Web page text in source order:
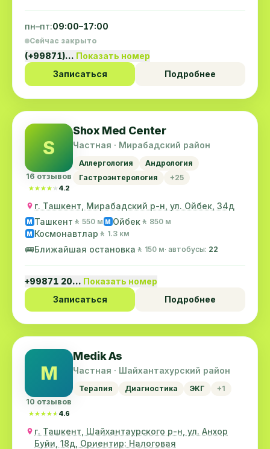
пн–пт:09:00–17:00
Сейчас закрыто
(+99871)… Показать номер
Записаться
Подробнее
S
16 отзывов
★★★★★
★★★★★ 4.2
Shox Med Center
Частная · Мирабадский район
Аллергология
Андрология
Гастроэнтерология
+25
г. Ташкент, Мирабадский р-н, ул. Ойбек, 34д
M Ташкент 🚶 550 м M Ойбек 🚶 850 м
M Космонавтлар 🚶 1.3 км
🚌Ближайшая остановка 🚶 150 м· автобусы: 22
+99871 20… Показать номер
Записаться
Подробнее
M
10 отзывов
★★★★★
★★★★★ 4.6
Medik As
Частная · Шайхантахурский район
Терапия Диагностика ЭКГ +1
г. Ташкент, Шайхантаурского р-н, ул. Анхор
Буйи, 18д, Ориентир: Налоговая